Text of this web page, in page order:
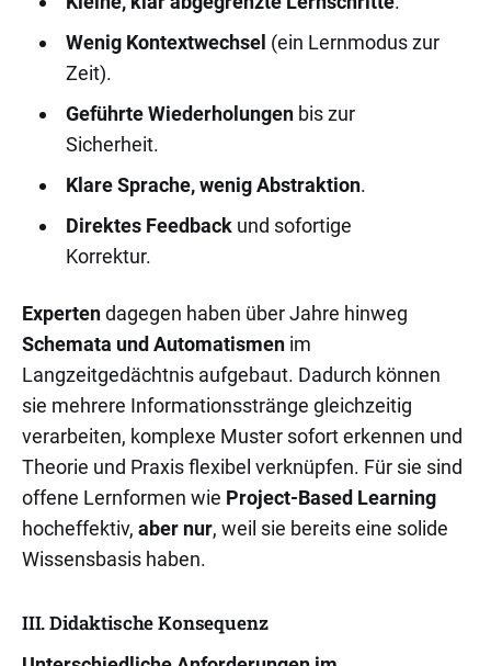
Wenig Kontextwechsel (ein Lernmodus zur
Zeit).
Geführte Wiederholungenbis zur
Sicherheit.
Klare Sprache, wenig Abstraktion.
Direktes Feedbackund sofortige
Korrektur.
Expertendagegen haben über Jahre hinweg
Schemata und Automatismen im
Langzeitgedächtnis aufgebaut. Dadurch können
sie mehrere Informationsstränge gleichzeitig
verarbeiten, komplexe Muster sofort erkennen und
Theorie und Praxis flexibel verknüpfen. Für sie sind
offene Lernformen wie Project-Based Learning
hocheffektiv, aber nur, weil sie bereits eine solide
Wissensbasis haben.
III. Didaktische Konsequenz